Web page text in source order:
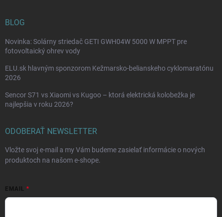
BLOG
Novinka: Solárny striedač GETI GWH04W 5000 W MPPT pre
fotovoltaický ohrev vody
ELU.sk hlavným sponzorom Kežmarsko-belianskeho cyklomaratónu
2026
Sencor S71 vs Xiaomi vs Kugoo – ktorá elektrická kolobežka je
najlepšia v roku 2026?
ODOBERAŤ NEWSLETTER
Vložte svoj e-mail a my Vám budeme zasielať informácie o nových
produktoch na našom e-shope.
EMAIL